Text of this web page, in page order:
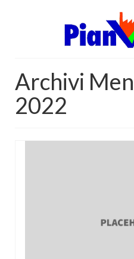
Archivi
2022